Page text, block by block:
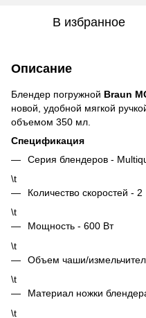
В избранное
Описание
Блендер погружной Braun
новой, удобной мягкой
объемом 350 мл.
Спецификация
Серия блендеров -
\t
Количество скоростей - 2
\t
Мощность - 600 Вт
\t
Объем чаши/
\t
Материал ножки
\t